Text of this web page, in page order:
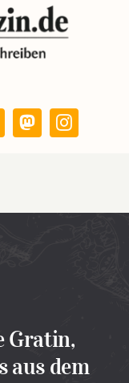
Gratin,
aus dem